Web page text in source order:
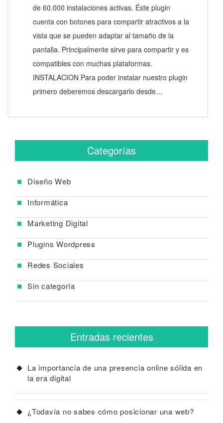
de 60.000 instalaciones activas. Éste plugin
cuenta con botones para compartir atractivos a la
vista que se pueden adaptar al tamaño de la
pantalla. Principalmente sirve para compartir y es
compatibles con muchas plataformas.
INSTALACION Para poder instalar nuestro plugin
primero deberemos descargarlo desde…
Categorías
Diseño Web
Informática
Marketing Digital
Plugins Wordpress
Redes Sociales
Sin categoría
Entradas recientes
La importancia de una presencia online sólida en
la era digital
¿Todavía no sabes cómo posicionar una web?